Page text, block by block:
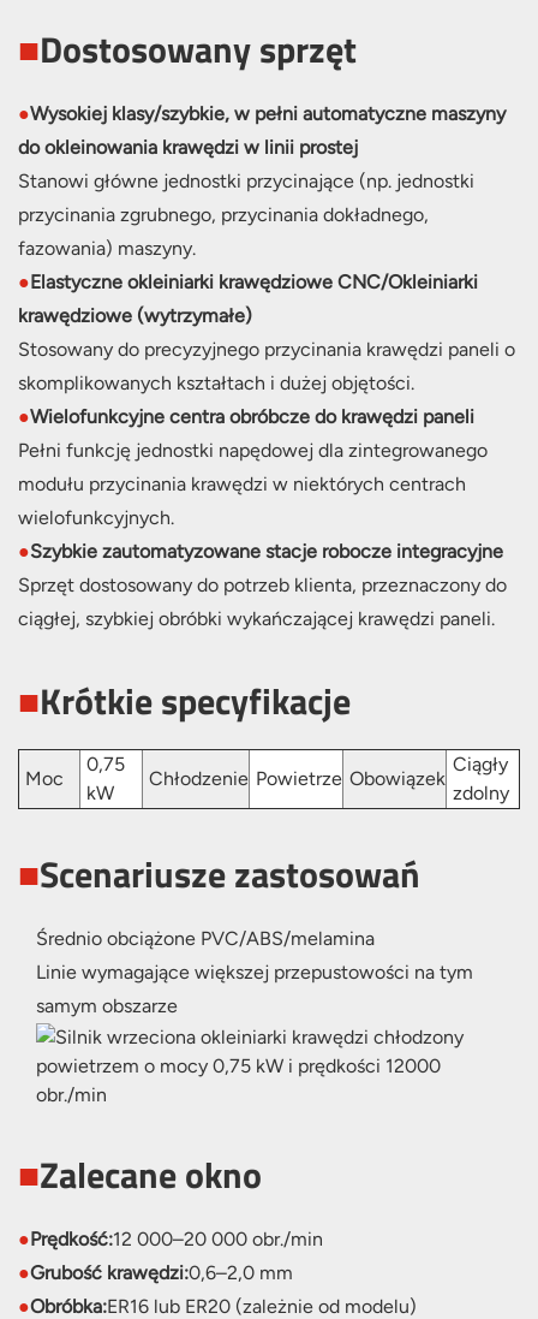
■Dostosowany sprzęt
●Wysokiej klasy/szybkie, w pełni automatyczne maszyny
do okleinowania krawędzi w linii prostej
Stanowi główne jednostki przycinające (np. jednostki
przycinania zgrubnego, przycinania dokładnego,
fazowania) maszyny.
●Elastyczne okleiniarki krawędziowe CNC/Okleiniarki
krawędziowe (wytrzymałe)
Stosowany do precyzyjnego przycinania krawędzi paneli o
skomplikowanych kształtach i dużej objętości.
●Wielofunkcyjne centra obróbcze do krawędzi paneli
Pełni funkcję jednostki napędowej dla zintegrowanego
modułu przycinania krawędzi w niektórych centrach
wielofunkcyjnych.
●Szybkie zautomatyzowane stacje robocze integracyjne
Sprzęt dostosowany do potrzeb klienta, przeznaczony do
ciągłej, szybkiej obróbki wykańczającej krawędzi paneli.
■Krótkie specyfikacje
Moc
0,75
kW
Chłodzenie Powietrze Obowiązek
Ciągły
zdolny
■Scenariusze zastosowań
Średnio obciążone PVC/ABS/melamina
Linie wymagające większej przepustowości na tym
samym obszarze
■Zalecane okno
●Prędkość:12 000–20 000 obr./min
●Grubość krawędzi:0,6–2,0 mm
●Obróbka:ER16 lub ER20 (zależnie od modelu)